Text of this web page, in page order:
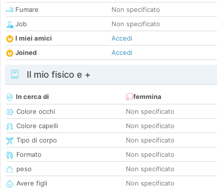
Fumare
Non specificato
Job
Non specificato
I miei amici
Accedi
Joined
Accedi
Il mio fisico e +
In cerca di
femmina
Colore occhi
Non specificato
Colore capelli
Non specificato
Tipo di corpo
Non specificato
Formato
Non specificato
peso
Non specificato
Avere figli
Non specificato